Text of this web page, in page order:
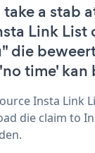
a stab
Link List
die
time' kan
Insta Link
die claim to